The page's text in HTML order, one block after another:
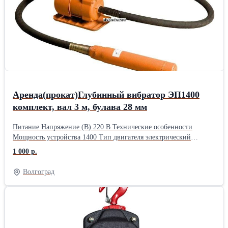
переносной. Гибкий вал - шланг который является
промежуточным звеном между двигателем и вибрирующим
элементом. Прочный, с домолнительным армированием из
стали, при этом эластичный и устойчивый к механическим
повреждениям. Вибронаконечник является ключевым звеном
всего инструмента. г. Волгоград
резьбошлифование.
Аренда(прокат)Глубинный вибратор ЭП1400
комплект, вал 3 м, булава 28 мм
Питание Напряжение (В) 220 В Технические особенности
Мощность устройства 1400 Тип двигателя электрический
Дополнительная информация Частота вибрации (виб/мин) 3000
Длина булавы 3 м Диаметр булавы вибратора (мм) 28 Масса
вибронаконечника (кг) 1.54 Высокочастотчный да Способ
питания инструмента от электрической сети Страна
производства Китай Комплектация Глубинный вибратор для
бетона ЭП-1400, вал 3 м., наконечник 28 мм / упаковка Габариты
Длина упаковки 80 см Высота упаковки 36 см Ширина упаковки
80 см Описание Глубинный вибратор для бетона TeaM ЭП1400,
1 000 р.
Волгоград